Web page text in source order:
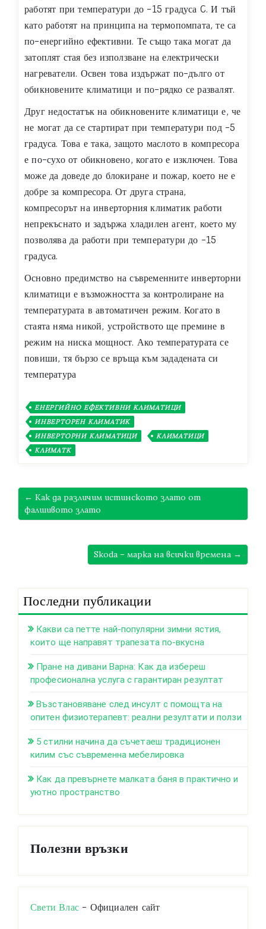
работят при температури до -15 градуса C. И тъй
като работят на принципа на термопомпата, те са
по-енергийно ефективни. Те също така могат да
затоплят стая без използване на електрически
нагреватели. Освен това издържат по-дълго от
обикновените климатици и по-рядко се развалят.
Друг недостатък на обикновените климатици е, че
не могат да се стартират при температури под -5
градуса. Това е така, защото маслото в компресора
е по-сухо от обикновено, когато е изключен. Това
може да доведе до блокиране и пожар, което не е
добре за компресора. От друга страна,
компресорът на инверторния климатик работи
непрекъснато и задържа хладилен агент, което му
позволява да работи при температури до -15
градуса.
Основно предимство на съвременните инверторни
климатици е възможността за контролиране на
температурата в автоматичен режим. Когато в
стаята няма никой, устройството ще премине в
режим на ниска мощност. Ако температурата се
повиши, тя бързо се връща към зададената си
температура
ЕНЕРГИЙНО ЕФЕКТИВНИ КЛИМАТИЦИ
ИНВЕРТОРЕН КЛИМАТИК
ИНВЕРТОРНИ КЛИМАТИЦИ
КЛИМАТИЦИ
КЛИМАТК
← Как да различим истинското злато от
фалшивото злато
Skoda – марка на всички времена →
Последни публикации
Какви са петте най-популярни зимни ястия,
които ще направят трапезата по-вкусна
Пране на дивани Варна: Как да избереш
професионална услуга с гарантиран резултат
Възстановяване след инсулт с помощта на
опитен физиотерапевт: реални резултати и ползи
5 стилни начина да съчетаеш традиционен
килим със съвременна мебелировка
Как да превърнете малката баня в практично и
уютно пространство
Полезни връзки
Свети Влас - Официален сайт